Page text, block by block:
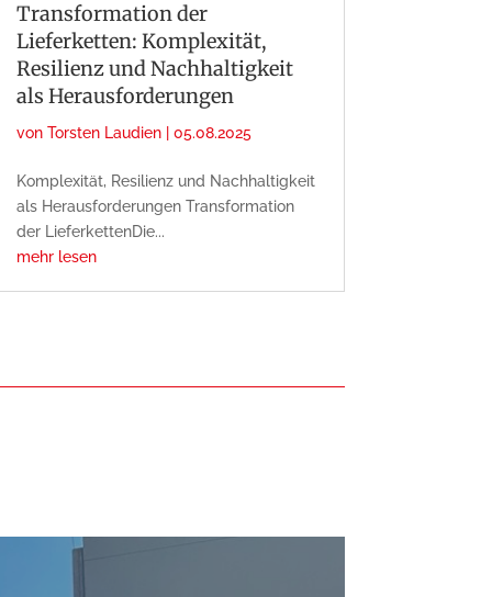
Transformation der
Lieferketten: Komplexität,
Resilienz und Nachhaltigkeit
als Herausforderungen
von Torsten Laudien| 05.08.2025
Komplexität, Resilienz und Nachhaltigkeit
als Herausforderungen Transformation
der LieferkettenDie...
mehr lesen